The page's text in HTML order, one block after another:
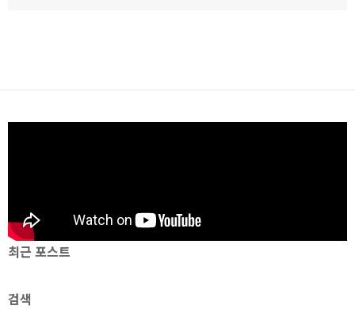
최근 포스트
검색